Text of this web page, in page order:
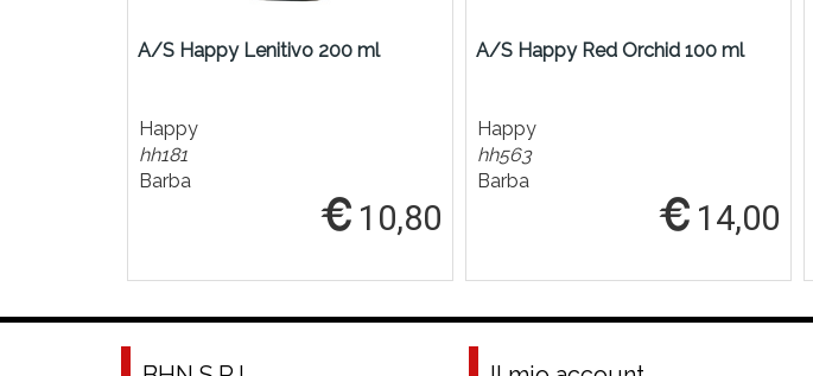
A/S Happy Lenitivo 200 ml
Happy
hh181
Barba
10,80
A/S Happy Red Orchid 100 ml
Happy
hh563
Barba
14,00